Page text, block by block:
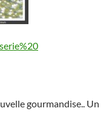
gourmandise.. Un